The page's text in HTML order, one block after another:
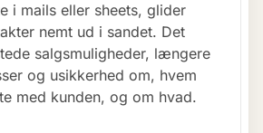
i mails eller sheets, glider
nemt ud i sandet. Det
salgsmuligheder, længere
og usikkerhed om, hvem
med kunden, og om hvad.